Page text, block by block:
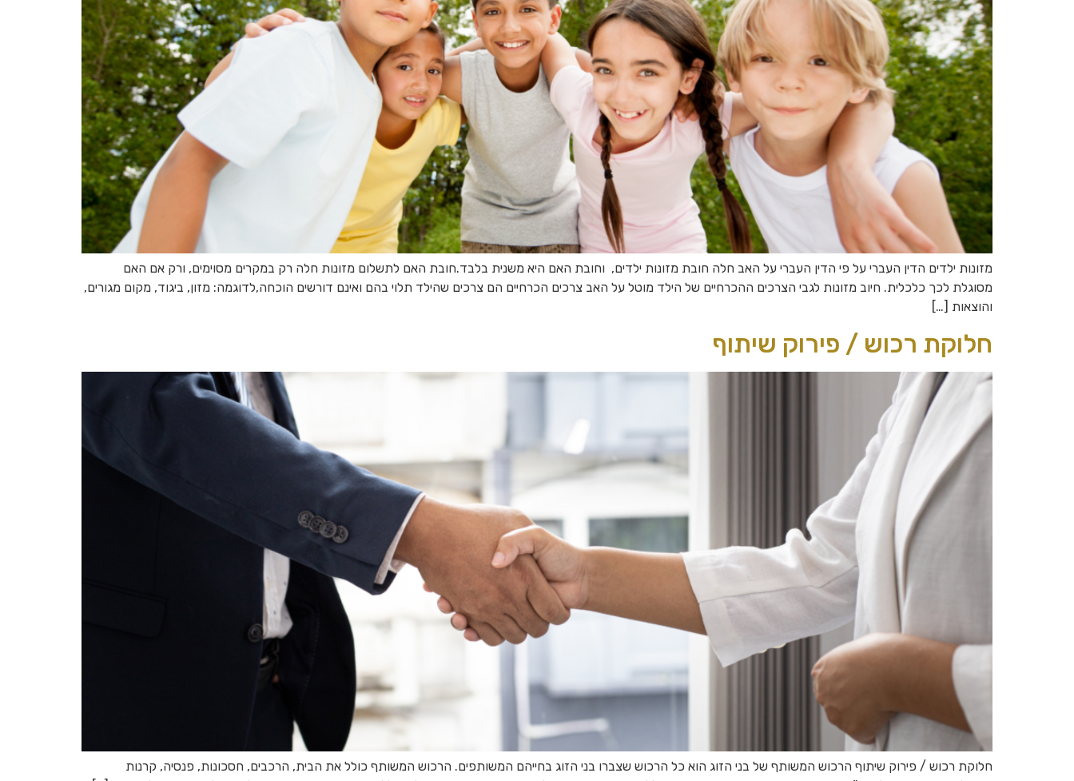
מזונות ילדים הדין העברי על פי הדין העברי על האב חלה חובת מזונות ילדים, וחובת האם היא משנית בלבד.חובת האם לתשלום מזונות חלה רק במקרים מסוימים, ורק אם האם
מסוגלת לכך כלכלית. חיוב מזונות לגבי הצרכים ההכרחיים של הילד מוטל על האב צרכים הכרחיים הם צרכים שהילד תלוי בהם ואינם דורשים הוכחה,לדוגמה: מזון, ביגוד, מקום מגורים,
והוצאות […]
חלוקת רכוש / פירוק שיתוף
חלוקת רכוש / פירוק שיתוף הרכוש המשותף של בני הזוג הוא כל הרכוש שצברו בני הזוג בחייהם המשותפים. הרכוש המשותף כולל את הבית, הרכבים, חסכונות, פנסיה, קרנות